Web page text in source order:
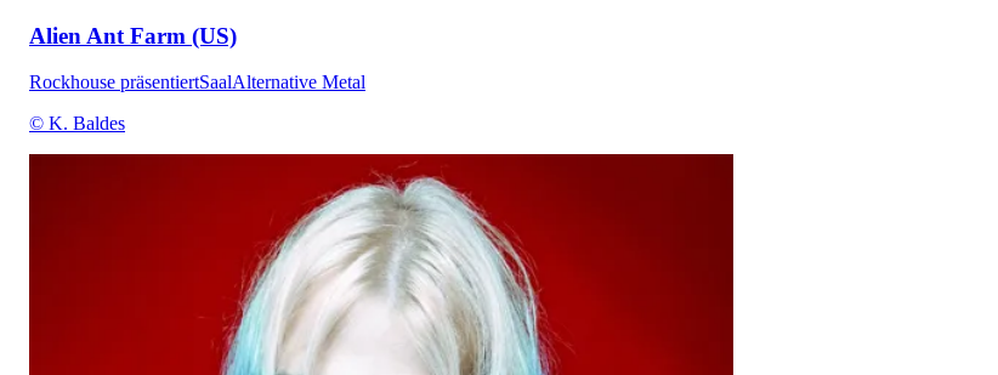
Alien Ant Farm (US)
Rockhouse präsentiertSaalAlternative Metal
© K. Baldes